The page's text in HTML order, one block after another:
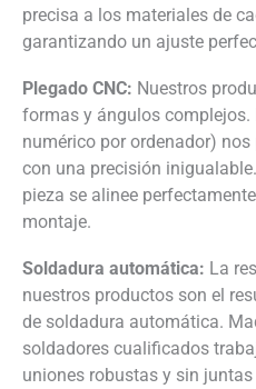
precisa a los materiales de
garantizando un ajuste
Plegado CNC: Nuestros
formas y ángulos complejos.
numérico por ordenador)
con una precisión
pieza se alinee
montaje.
Soldadura automática: La
nuestros productos son el
de soldadura automática.
soldadores cualificados
uniones robustas y sin